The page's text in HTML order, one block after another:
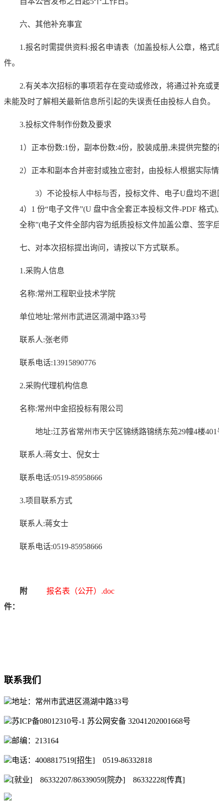
六、其他补充事宜
1.报名时需提供资料:报名申请表（加盖投标人公章，格
件。
2.有关本次招标的事项若存在变动或修改，将通过补充
未能及时了解相关最新信息所引起的失误责任由投标人自负。
3.投标文件制作份数及要求
1）正本份数:1份，副本份数:4份，胶装成册,未提供完整
2）正本和副本合并密封或独立密封，由投标人根据实际
3）不论投标人中标与否，投标文件、电子U盘均不退
4）1 份“电子文件”(U 盘中含全套正本投标文件-PDF 格
全称”(电子文件全部内容为纸质投标文件加盖公章、签字
七、对本次招标提出询问，请按以下方式联系。
1.采购人信息
名称:常州工程职业技术学院
单位地址:常州市武进区滆湖中路33号
联系人:张老师
联系电话:13915890776
2.采购代理机构信息
名称:常州中金招投标有限公司
地址:江苏省常州市天宁区锦绣路锦绣东苑29幢4楼
联系人:蒋女士、倪女士
联系电话:0519-85958666
3.项目联系方式
联系人:蒋女士
联系电话:0519-85958666
附
件：
报名表（公开）.doc
联系我们
地址：常州市武进区滆湖中路33号
苏ICP备08012310号-1 苏公网安备 32041202001668号
邮编：213164
电话：4008817519[招生] 0519-86332818
[就业] 86332207/86339059[院办] 86332228[传真]